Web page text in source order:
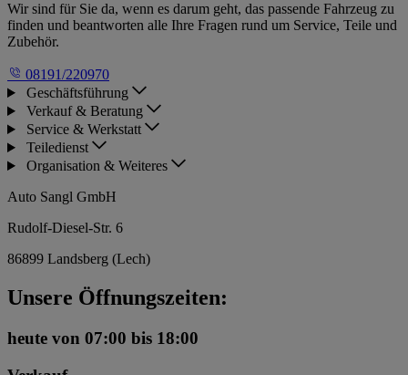
Wir sind für Sie da, wenn es darum geht, das passende Fahrzeug zu
finden und beantworten alle Ihre Fragen rund um Service, Teile und
Zubehör.
08191/220970
Geschäftsführung
Verkauf & Beratung
Service & Werkstatt
Teiledienst
Organisation & Weiteres
Auto Sangl GmbH
Rudolf-Diesel-Str. 6
86899 Landsberg (Lech)
Unsere Öffnungszeiten:
heute von 07:00 bis 18:00